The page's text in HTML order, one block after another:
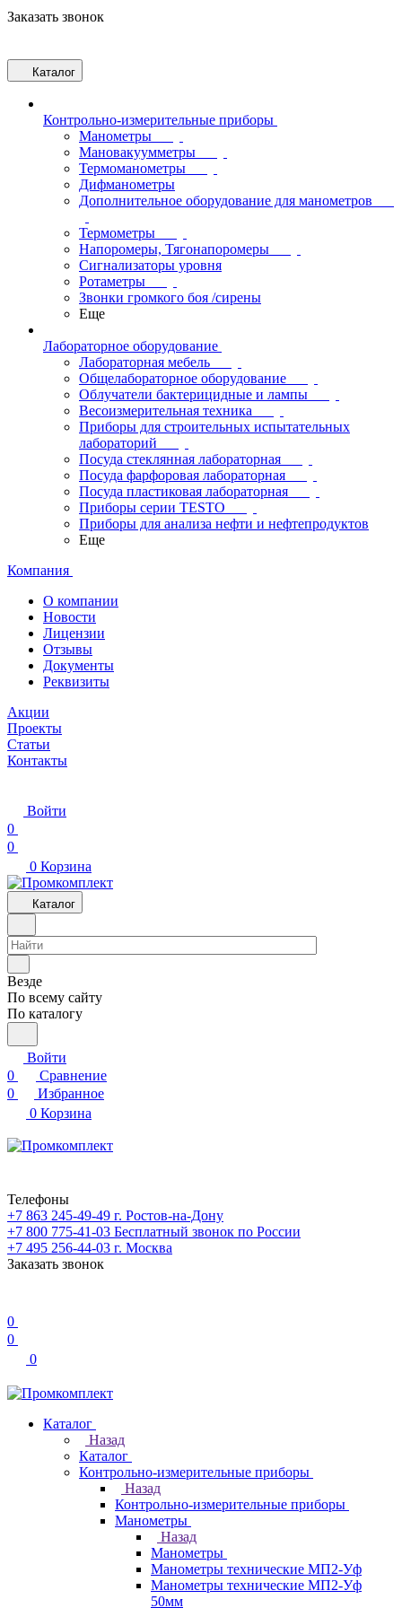
Заказать звонок
Каталог
Контрольно-измерительные приборы
Манометры
Мановакуумметры
Термоманометры
Дифманометры
Дополнительное оборудование для манометров
Термометры
Напоромеры, Тягонапоромеры
Сигнализаторы уровня
Ротаметры
Звонки громкого боя /сирены
Еще
Лабораторное оборудование
Лабораторная мебель
Общелабораторное оборудование
Облучатели бактерицидные и лампы
Весоизмерительная техника
Приборы для строительных испытательных
лабораторий
Посуда стеклянная лабораторная
Посуда фарфоровая лабораторная
Посуда пластиковая лабораторная
Приборы серии TESTO
Приборы для анализа нефти и нефтепродуктов
Еще
Компания
О компании
Новости
Лицензии
Отзывы
Документы
Реквизиты
Акции
Проекты
Статьи
Контакты
Войти
0
0
0 Корзина
Каталог
Везде
По всему сайту
По каталогу
Войти
0
Сравнение
0
Избранное
0 Корзина
Телефоны
+7 863 245-49-49 г. Ростов-на-Дону
+7 800 775-41-03 Бесплатный звонок по России
+7 495 256-44-03 г. Москва
Заказать звонок
0
0
0
Каталог
Назад
Каталог
Контрольно-измерительные приборы
Назад
Контрольно-измерительные приборы
Манометры
Назад
Манометры
Манометры технические МП2-Уф
Манометры технические МП2-Уф
50мм